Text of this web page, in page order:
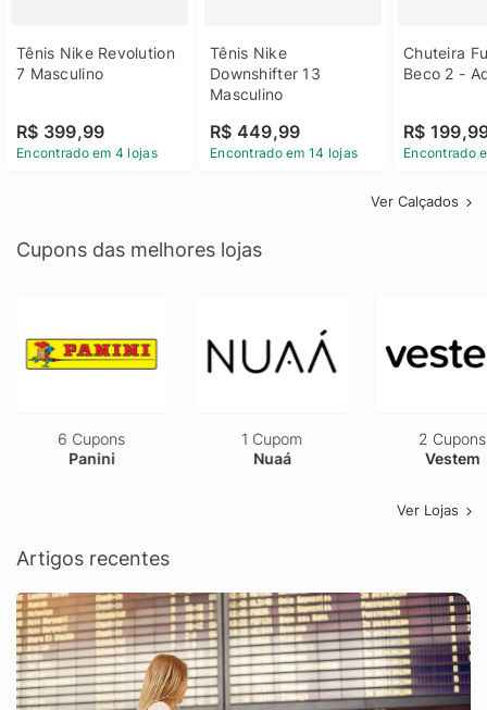
Tênis Nike Revolution
7 Masculino
R$ 399,99
Encontrado em 4 lojas
Tênis Nike
Downshifter 13
Masculino
R$ 449,99
Encontrado em 14 lojas
Chuteira
Beco 2 -
R$
Encontrado
Ver Calçados
Cupons das melhores lojas
6 Cupons
Panini
1 Cupom
Nuaá
2 Cupons
Vestem
Ver Lojas
Artigos recentes